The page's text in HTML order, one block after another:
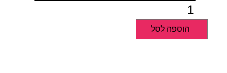
כמות
של
ממרח
הוספה לסל